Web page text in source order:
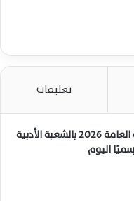
تعليقات
أسماء أوائل الثانوية العامة 2026 بالشعبة الأدبية
اليوم